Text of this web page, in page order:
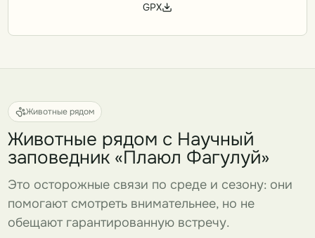
GPX
Животные рядом
Животные рядом с Научный
заповедник «Плаюл Фагулуй»
Это осторожные связи по среде и сезону: они
помогают смотреть внимательнее, но не
обещают гарантированную встречу.